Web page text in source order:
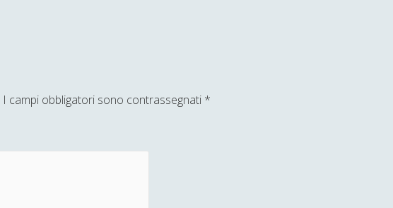
I campi obbligatori sono contrassegnati *